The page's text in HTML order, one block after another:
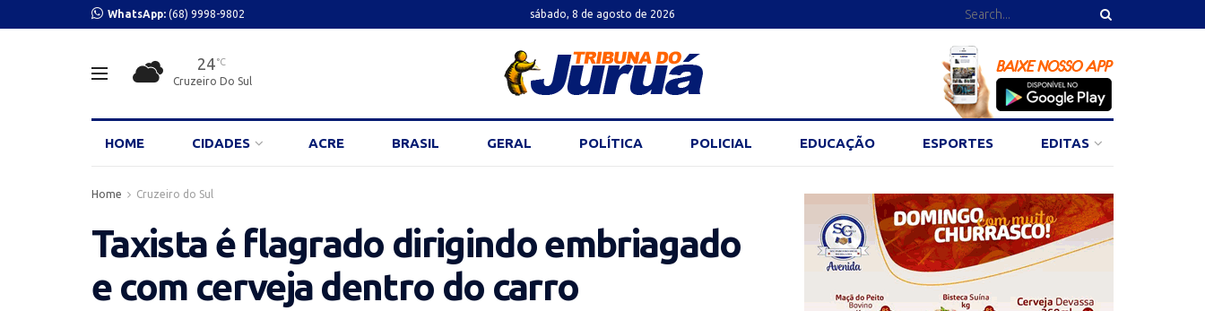
WhatsApp: (68) 9998-9802 sábado, 8 de agosto de 2026
24 °C
Cruzeiro Do Sul
HOME CIDADES ACRE BRASIL GERAL POLÍTICA POLICIAL EDUCAÇÃO ESPORTES EDITAS
Home Cruzeiro do Sul
Taxista é flagrado dirigindo embriagado
e com cerveja dentro do carro